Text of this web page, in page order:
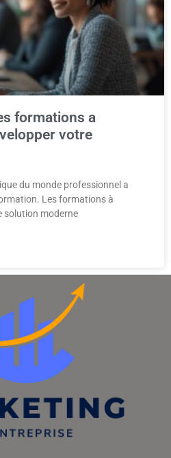
formations a
votre
du monde professionnel a
Les formations à
solution moderne